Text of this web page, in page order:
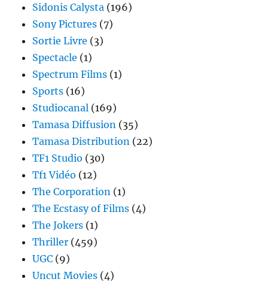
Sidonis Calysta (196)
Sony Pictures (7)
Sortie Livre (3)
Spectacle (1)
Spectrum Films (1)
Sports (16)
Studiocanal (169)
Tamasa Diffusion (35)
Tamasa Distribution (22)
TF1 Studio (30)
Tf1 Vidéo (12)
The Corporation (1)
The Ecstasy of Films (4)
The Jokers (1)
Thriller (459)
UGC (9)
Uncut Movies (4)